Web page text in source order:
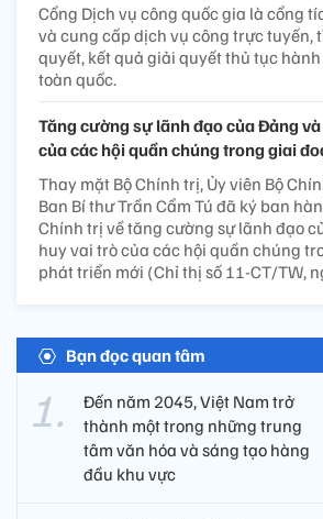
Cổng Dịch vụ công quốc gia là cổng
và cung cấp dịch vụ công trực tuyến,
quyết, kết quả giải quyết thủ tục
toàn quốc.
Tăng cường sự lãnh đạo của Đảng
của các hội quần chúng trong giai
Thay mặt Bộ Chính trị, Ủy viên Bộ
Ban Bí thư Trần Cẩm Tú đã ký ban
Chính trị về tăng cường sự lãnh đạo
huy vai trò của các hội quần chúng
phát triển mới (Chỉ thị số 11-CT/TW,
Bạn đọc quan tâm
Đến năm 2045, Việt Nam trở
thành một trong những trung
tâm văn hóa và sáng tạo hàng
đầu khu vực